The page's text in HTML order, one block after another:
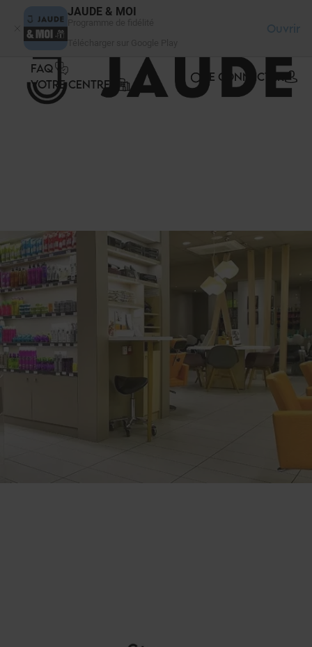
JAUDE & MOI
Ouvrir
FAQ
VOTRE CENTRE
SE CONNECTER
Panneau de gestion des cookies